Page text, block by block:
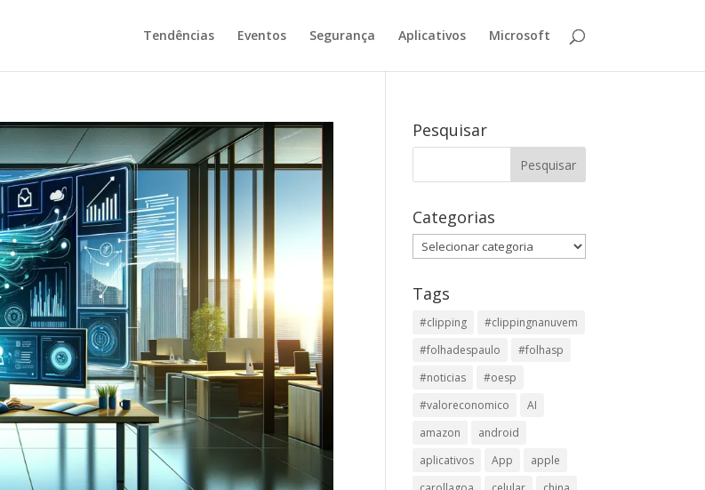
Tendências Eventos Segurança Aplicativos Microsoft
Pesquisar
Categorias
Categorias
Tags
#clipping
#clippingnanuvem
#folhadespaulo
#folhasp
#noticias
#oesp
#valoreconomico
AI
amazon
android
aplicativos
App
apple